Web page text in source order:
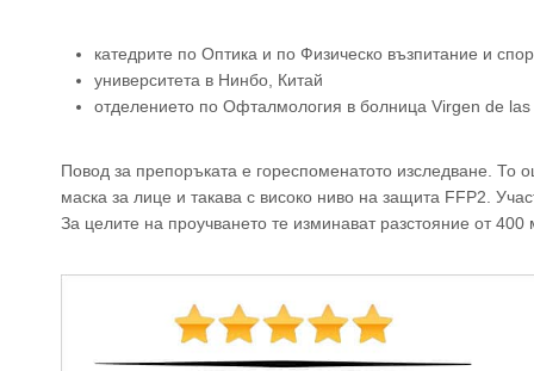
катедрите по Оптика и по Физическо възпитание и
университета в Нинбо, Китай
отделението по Офталмология в болница Virgen de
Повод за препоръката е гореспоменатото изследване. То
маска за лице и такава с високо ниво на защита FFP2.
За целите на проучването те изминават разстояние от